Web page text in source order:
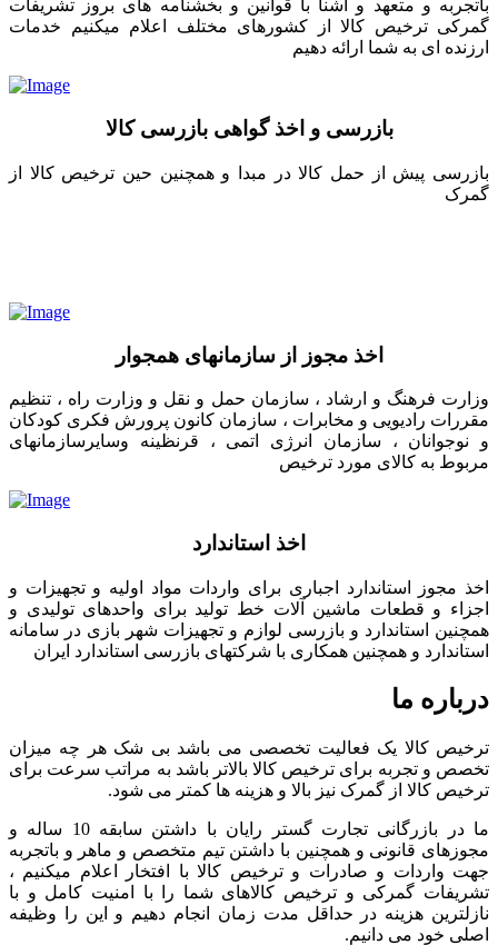
باتجربه و متعهد و آشنا با قوانین و بخشنامه های بروز تشریفات
گمرکی ترخیص کالا از کشورهای مختلف اعلام میکنیم خدمات
ارزنده ای به شما ارائه دهیم
بازرسی و اخذ گواهی بازرسی کالا
بازرسی پیش از حمل کالا در مبدا و همچنین حین ترخیص کالا از
گمرک
اخذ مجوز از سازمانهای همجوار
وزارت فرهنگ و ارشاد ، سازمان حمل و نقل و وزارت راه ، تنظیم
مقررات رادیویی و مخابرات ، سازمان کانون پرورش فکری کودکان
و نوجوانان ، سازمان انرژی اتمی ، قرنظینه وسایرسازمانهای
مربوط به کالای مورد ترخیص
اخذ استاندارد
اخذ مجوز استاندارد اجباری برای واردات مواد اولیه و تجهیزات و
اجزاء و قطعات ماشین آلات خط تولید برای واحدهای تولیدی و
همچنین استاندارد و بازرسی لوازم و تجهیزات شهر بازی در سامانه
استاندارد و همچنین همکاری با شرکتهای بازرسی استاندارد ایران
درباره ما
ترخیص کالا یک فعالیت تخصصی می باشد بی شک هر چه میزان
تخصص و تجربه برای ترخیص کالا بالاتر باشد به مراتب سرعت برای
ترخیص کالا از گمرک نیز بالا و هزینه ها کمتر می شود.
ما در بازرگانی تجارت گستر رایان با داشتن سابقه 10 ساله و
مجوزهای قانونی و همچنین با داشتن تیم متخصص و ماهر و باتجربه
جهت واردات و صادرات و ترخیص کالا با افتخار اعلام میکنیم ،
تشریفات گمرکی و ترخیص کالاهای شما را با امنیت کامل و با
نازلترین هزینه در حداقل مدت زمان انجام دهیم و این را وظیفه
اصلی خود می دانیم.